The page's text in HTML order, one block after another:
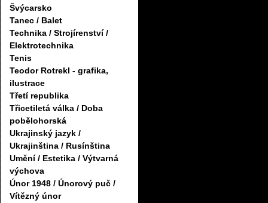
Švýcarsko
Tanec / Balet
Technika / Strojírenství /
Elektrotechnika
Tenis
Teodor Rotrekl - grafika,
ilustrace
Třetí republika
Třicetiletá válka / Doba
pobělohorská
Ukrajinský jazyk /
Ukrajinština / Rusínština
Umění / Estetika / Výtvarná
výchova
Únor 1948 / Únorový puč /
Vítězný únor